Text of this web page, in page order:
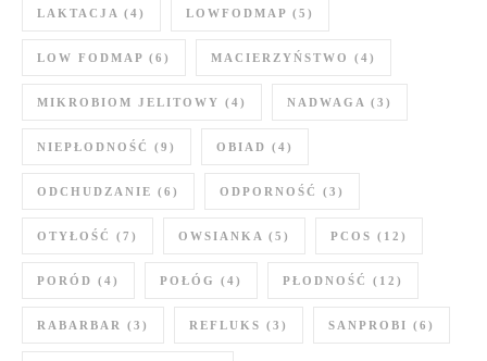
LAKTACJA (4) LOWFODMAP (5)
LOW FODMAP (6) MACIERZYŃSTWO (4)
MIKROBIOM JELITOWY (4) NADWAGA (3)
NIEPŁODNOŚĆ (9) OBIAD (4)
ODCHUDZANIE (6) ODPORNOŚĆ (3)
OTYŁOŚĆ (7) OWSIANKA (5) PCOS (12)
PORÓD (4) POŁÓG (4) PŁODNOŚĆ (12)
RABARBAR (3) REFLUKS (3) SANPROBI (6)